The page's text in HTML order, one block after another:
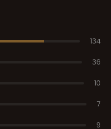
134
36
10
7
9